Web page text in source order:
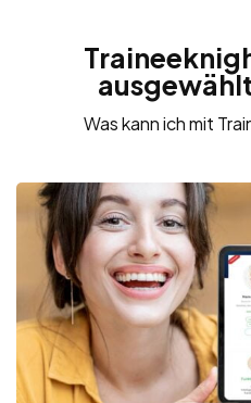
Was kann ich mit